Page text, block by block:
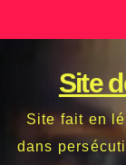
Site
Site fait en
dans